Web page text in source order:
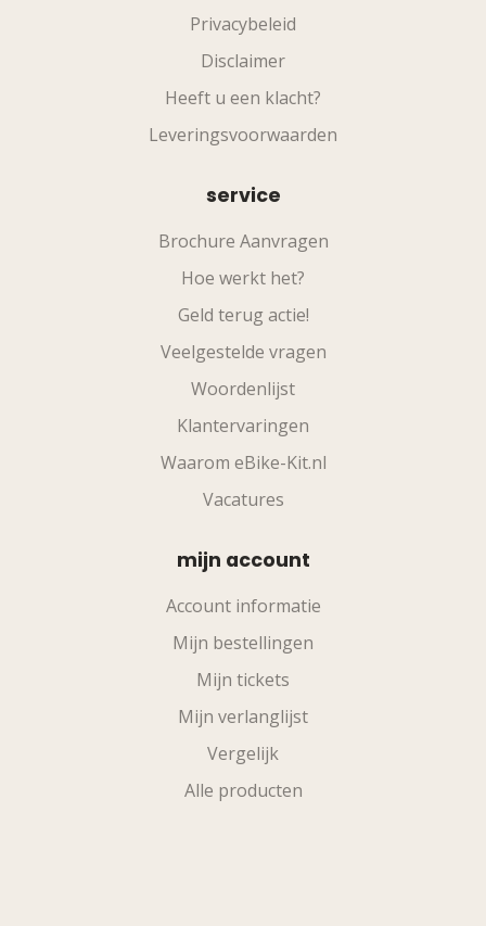
Privacybeleid
Disclaimer
Heeft u een klacht?
Leveringsvoorwaarden
service
Brochure Aanvragen
Hoe werkt het?
Geld terug actie!
Veelgestelde vragen
Woordenlijst
Klantervaringen
Waarom eBike-Kit.nl
Vacatures
mijn account
Account informatie
Mijn bestellingen
Mijn tickets
Mijn verlanglijst
Vergelijk
Alle producten